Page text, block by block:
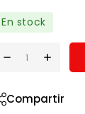
En stock
Compartir